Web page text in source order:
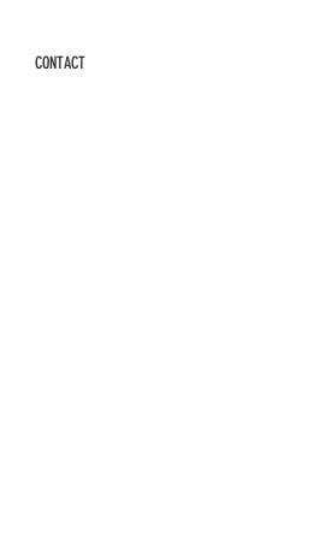
CONTACT